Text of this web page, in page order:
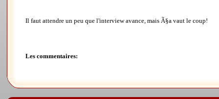
Il faut attendre un peu que l'interview avance, mais Ã§a vaut le coup!
Les commentaires: